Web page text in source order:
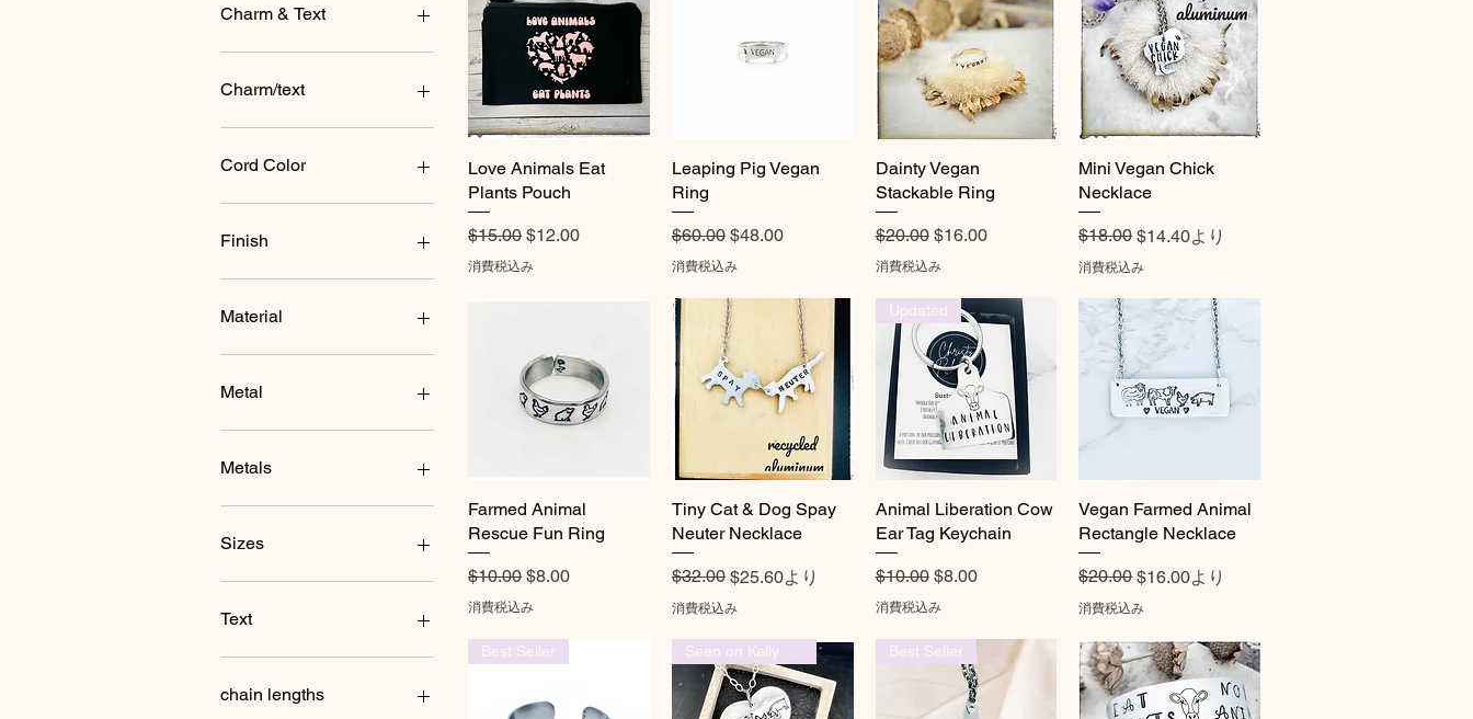
Chicken
dog
dog mom
elephant
fox
ghost cat
goat
heart paw print
Horse
mouse
Orca
paw print
Pig
rhino
sea turtle
snail
spider
whale
whale tail
17"
19"
20"
22"
23"
Charm & Text
Ahimsa Cow
Ahimsa Goat
Chick with Heart(with
eyelashes )
Cow with heart
Cruelty Free Rabbit
Custom Cat
Custom Chick(with
Custom Chicken
Custom Cow
Custom Fish
Custom Goat
Custom Rabbit
Custom Sheep
Do No Harm Pig
Do No Harm Rabbit
Fish with Heart
Friend not Food pig
Charm/text
Ahimsa Chick
Ahimsa Fish
Ahimsa Heart
Ahimsa Pig
Ahimsa sheep
Cat w/ heart
Cow w/ heart
Custom
Fish w/heart
Friend not Food Cow
Goat w/ Heart
I Heart Kale
Pig w/heart
Rabbit w/ heart
Star Initial
Vegan Chick
Cord Color
black
brown
turquoise
Finish
Matte
Matte(shown)
Polished(shiny-shown)
Shiny finish
Material
Recycled aluminum
recycled aluminum
recycled sterling silver
Metal
Recycled aluminum
recycled sterling
Metals
Recycled aluminum
recycled aluminum
Recycled sterling silver
recycled sterling silver
Sizes
5
5.5
6.5
7
Text
269
#269life
chain lengths
クイックビュー
Love Animals Eat
Plants Pouch
通常価格
$15.00 セール価格
$12.00
消費税込み
クイックビュー
Leaping Pig Vegan
Ring
通常価格
$60.00 セール価格
$48.00
消費税込み
クイックビュー
Dainty Vegan
Stackable Ring
通常価格
$20.00 セール価格
$16.00
消費税込み
クイックビュー
Mini Vegan Chick
Necklace
通常価格
$18.00 $14.40より
セール価格
消費税込み
クイックビュー
Farmed Animal
Rescue Fun Ring
通常価格
$10.00 セール価格
$8.00
消費税込み
クイックビュー
Tiny Cat & Dog Spay
Neuter Necklace
通常価格
$32.00 $25.60より
セール価格
消費税込み
クイックビュー
Updated
Animal Liberation Cow
Ear Tag Keychain
通常価格
$10.00 セール価格
$8.00
消費税込み
クイックビュー
Vegan Farmed Animal
Rectangle Necklace
通常価格
$20.00 $16.00より
セール価格
消費税込み
Best Seller Best Seller